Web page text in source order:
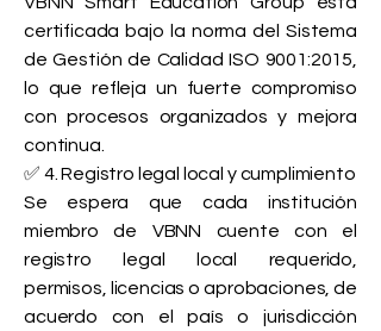
certificada bajo la norma del Sistema
de Gestión de Calidad ISO 9001:2015,
lo que refleja un fuerte compromiso
con procesos organizados y mejora
continua.
✅ 4. Registro legal local y cumplimiento
Se espera que cada institución
miembro de VBNN cuente con el
registro legal local requerido,
permisos, licencias o aprobaciones, de
acuerdo con el país o jurisdicción